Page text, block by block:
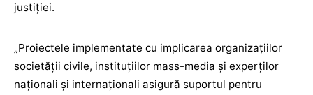
justiției.
„Proiectele implementate cu implicarea organizațiilor
societății civile, instituțiilor mass-media și experților
naționali și internaționali asigură suportul pentru